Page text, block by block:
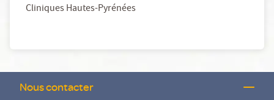
Cliniques Hautes-Pyrénées
Nous contacter